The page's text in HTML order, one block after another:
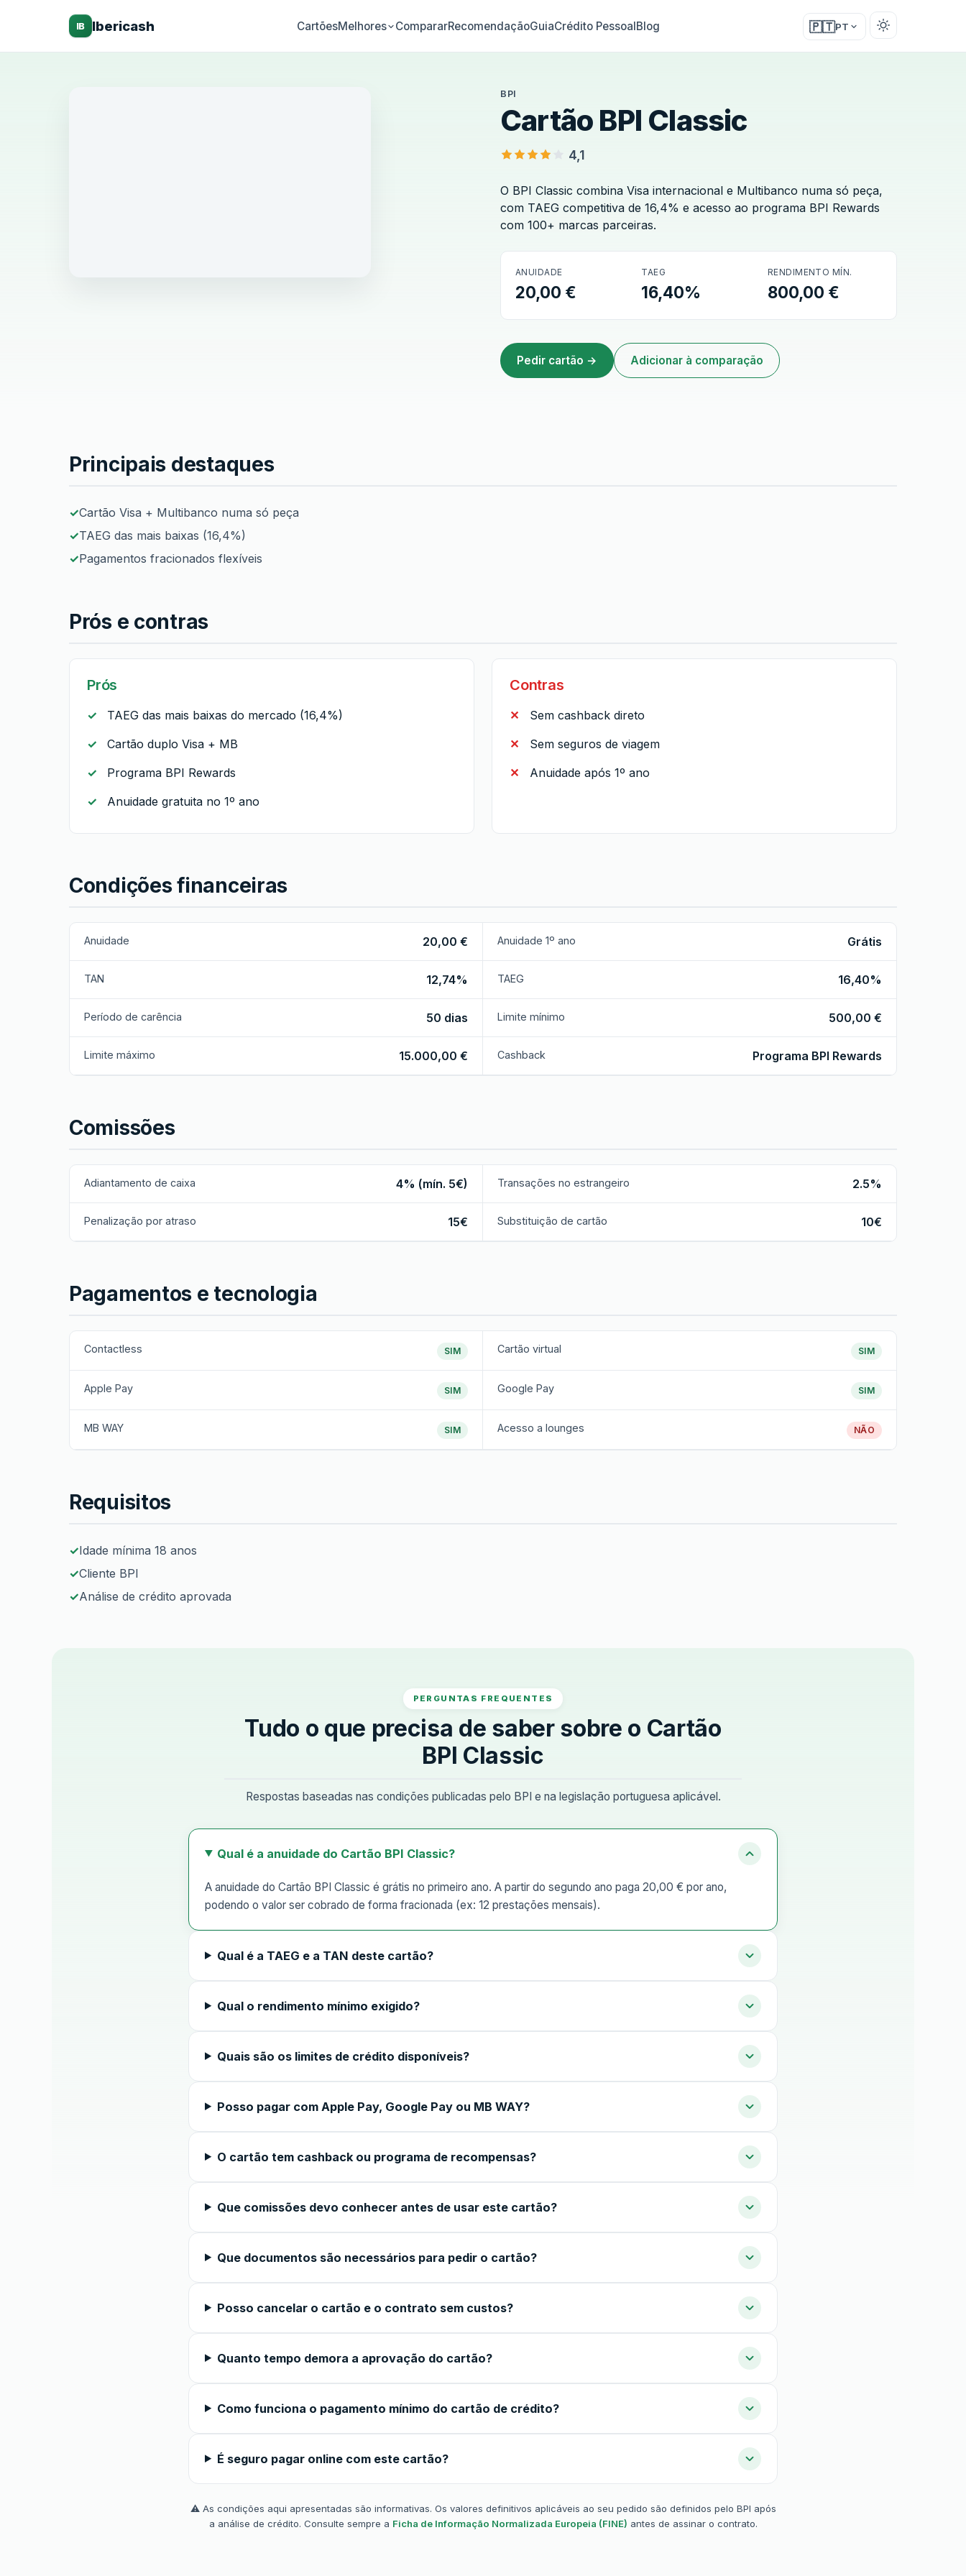
IB Ibericash CartõesMelhores CompararRecomendaçãoGuiaCrédito PessoalBlog 🇵🇹PT
Cartão BPI Classic
BPI
Cartão BPI Classic
4,1
O BPI Classic combina Visa internacional e Multibanco numa só peça,
com TAEG competitiva de 16,4% e acesso ao programa BPI Rewards
com 100+ marcas parceiras.
ANUIDADE
20,00 €
TAEG
16,40%
RENDIMENTO MÍN.
800,00 €
Pedir cartão → Adicionar à comparação
Principais destaques
Cartão Visa + Multibanco numa só peça
TAEG das mais baixas (16,4%)
Pagamentos fracionados flexíveis
Prós e contras
Prós
TAEG das mais baixas do mercado (16,4%)
Cartão duplo Visa + MB
Programa BPI Rewards
Anuidade gratuita no 1º ano
Contras
Sem cashback direto
Sem seguros de viagem
Anuidade após 1º ano
Condições financeiras
Anuidade 20,00 € Anuidade 1º ano Grátis
TAN 12,74% TAEG 16,40%
Período de carência 50 dias Limite mínimo 500,00 €
Limite máximo 15.000,00 € Cashback Programa BPI Rewards
Comissões
Adiantamento de caixa 4% (mín. 5€) Transações no estrangeiro 2.5%
Penalização por atraso 15€ Substituição de cartão 10€
Pagamentos e tecnologia
Contactless SIM Cartão virtual SIM
Apple Pay SIM Google Pay SIM
MB WAY SIM Acesso a lounges NÃO
Requisitos
Idade mínima 18 anos
Cliente BPI
Análise de crédito aprovada
PERGUNTAS FREQUENTES
Tudo o que precisa de saber sobre o Cartão
BPI Classic
Respostas baseadas nas condições publicadas pelo BPI e na legislação portuguesa aplicável.
Qual é a anuidade do Cartão BPI Classic?
A anuidade do Cartão BPI Classic é grátis no primeiro ano. A partir do segundo ano paga 20,00 € por ano,
podendo o valor ser cobrado de forma fracionada (ex: 12 prestações mensais).
Qual é a TAEG e a TAN deste cartão?
Qual o rendimento mínimo exigido?
Quais são os limites de crédito disponíveis?
Posso pagar com Apple Pay, Google Pay ou MB WAY?
O cartão tem cashback ou programa de recompensas?
Que comissões devo conhecer antes de usar este cartão?
Que documentos são necessários para pedir o cartão?
Posso cancelar o cartão e o contrato sem custos?
Quanto tempo demora a aprovação do cartão?
Como funciona o pagamento mínimo do cartão de crédito?
É seguro pagar online com este cartão?
⚠️ As condições aqui apresentadas são informativas. Os valores definitivos aplicáveis ao seu pedido são definidos pelo BPI após
a análise de crédito. Consulte sempre a Ficha de Informação Normalizada Europeia (FINE) antes de assinar o contrato.